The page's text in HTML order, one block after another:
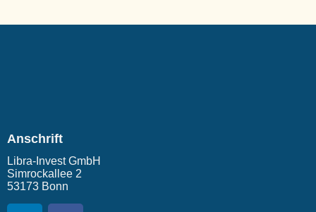
Anschrift
Libra-Invest GmbH
Simrockallee 2
53173 Bonn